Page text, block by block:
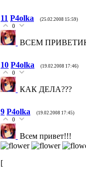
11 P4olka (25.02.2008 15:59)
0
ВСЕМ
10 P4olka (19.02.2008 17:46)
0
КАК ДЕЛА???
9 P4olka (19.02.2008 17:45)
0
Всем привет!!!
[